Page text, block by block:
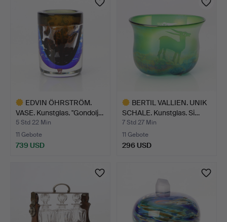
EDVIN ÖHRSTRÖM.
VASE. Kunstglas. "Gondolj…
5 Std 22 Min
11 Gebote
739 USD
BERTIL VALLIEN. UNIK
SCHALE. Kunstglas. Si…
7 Std 27 Min
11 Gebote
296 USD